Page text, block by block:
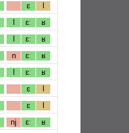
ɛ l
l ɛː ʁ
l ɛː ʁ
n ɛː ʁ
l ɛː ʁ
ɛ l
ɛ l
nj ɛː ʁ